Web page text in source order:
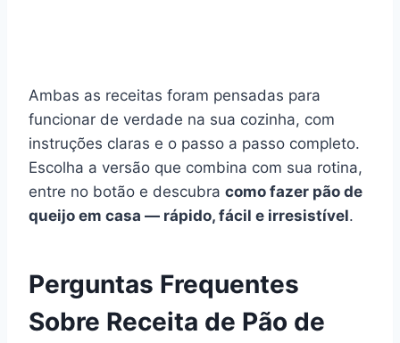
Ambas as receitas foram pensadas para
funcionar de verdade na sua cozinha, com
instruções claras e o passo a passo completo.
Escolha a versão que combina com sua rotina,
entre no botão e descubra como fazer pão de
queijo em casa — rápido, fácil e irresistível.
Perguntas Frequentes
Sobre Receita de Pão de